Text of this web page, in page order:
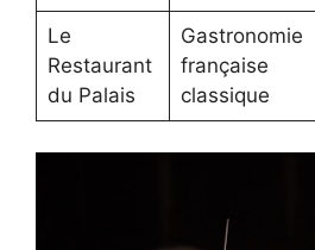
Le
Restaurant
du Palais
Gastronomie
française
classique